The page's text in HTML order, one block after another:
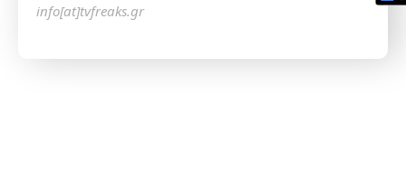
info[at]tvfreaks.gr